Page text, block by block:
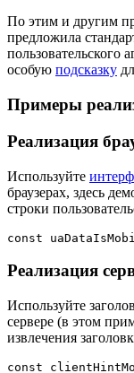
По этим и другим
предложила
пользовательского
особую подсказку
Примеры
Реализация
Используйте
браузерах, здесь
строки
const
Реализация
Используйте
сервере (в этом
извлечения
const